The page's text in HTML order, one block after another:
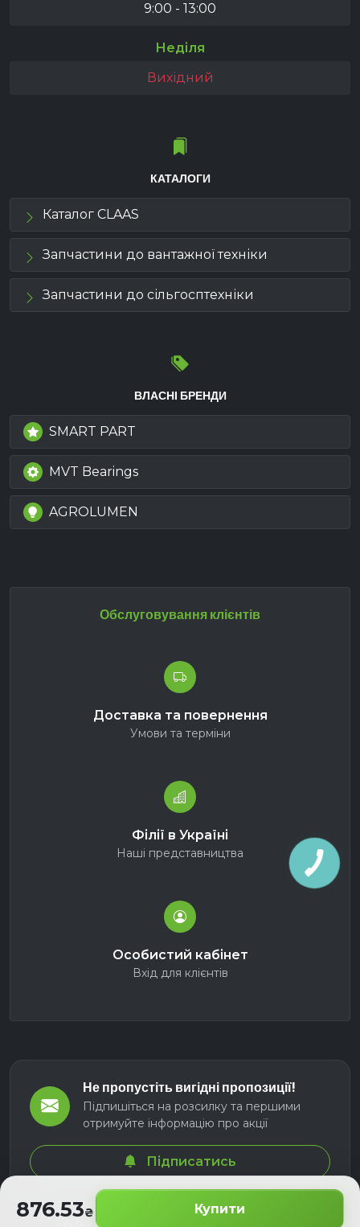
876.53 Купити
9:00 - 13:00
Неділя
Вихідний
КАТАЛОГИ
Каталог CLAAS
Запчастини до вантажної техніки
Запчастини до сільгосптехніки
ВЛАСНІ БРЕНДИ
SMART PART
MVT Bearings
AGROLUMEN
Обслуговування клієнтів
Доставка та повернення
Умови та терміни
Філії в Україні
Наші представництва
Особистий кабінет
Вхід для клієнтів
Не пропустіть вигідні пропозиції!
Підпишіться на розсилку та першими
отримуйте інформацію про акції
Підписатись